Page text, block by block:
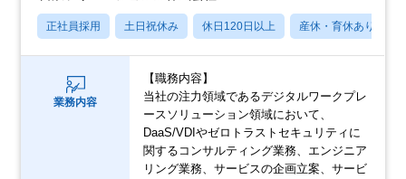
正社員採用 土日祝休み 休日120日以上 産休・育休あり
業務内容
【職務内容】
当社の注力領域であるデジタルワークプレ
ースソリューション領域において、
DaaS/VDIやゼロトラストセキュリティに
関するコンサルティング業務、エンジニア
リング業務、サービスの企画立案、サービ